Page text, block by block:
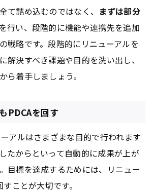
て詰め込むのではなく、 まずは部分
を行い、段階的に機能や連携先を追加
戦略です。段階的にリニューアルを
解決すべき課題や目的を洗い出し、
ら着手しましょう。
PDCAを回す
アルはさまざまな目的で行われます
たからといって自動的に成果が上が
目標を達成するためには、リニュー
すことが大切です。